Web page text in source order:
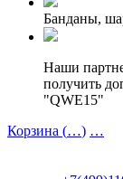
Банданы,
Наши
получить
"QWE15"
Корзина (…) …